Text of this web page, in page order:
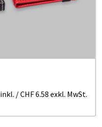
inkl. /CHF 6.58 exkl. MwSt.